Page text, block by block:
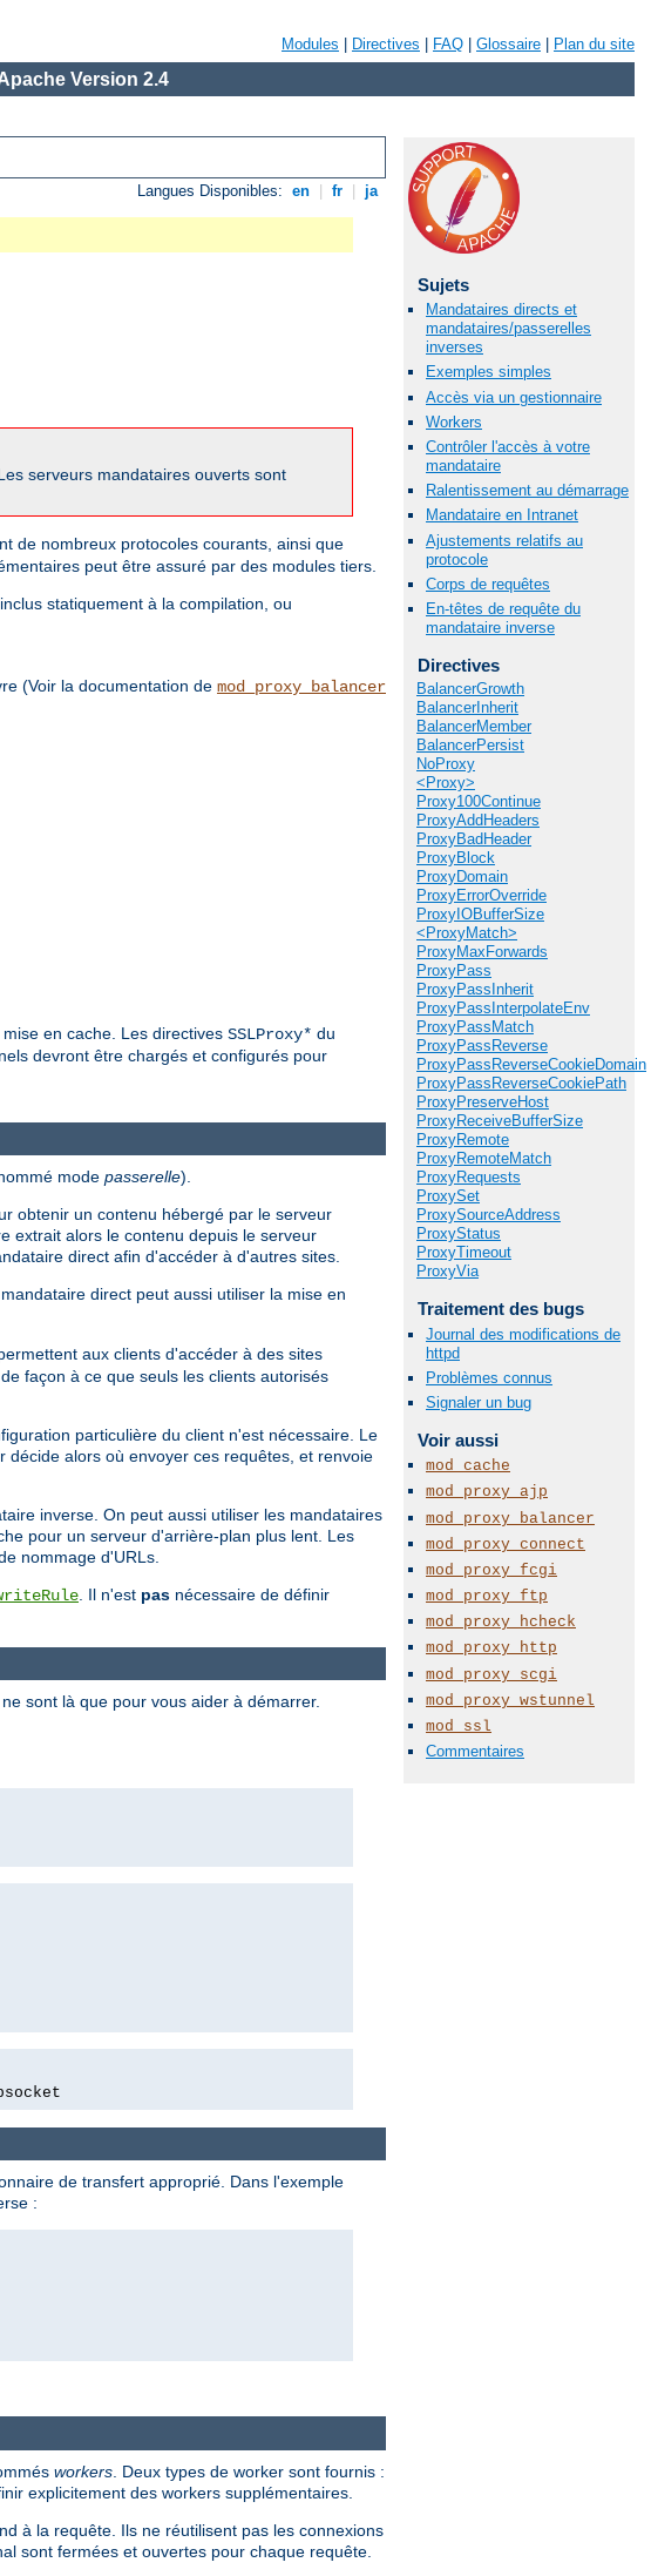
Modules Directives FAQ Glossaire Plan du site
Version 2.4
Langues Disponibles: en fr ja
serveurs mandataires ouverts sont
de nombreux protocoles courants, ainsi que
peut être assuré par des modules tiers.
statiquement à la compilation, ou
(Voir la documentation de mod_proxy_balancer
en cache. Les directives SSLProxy* du
devront être chargés et configurés pour
Sujets
Mandataires directs et
mandataires/passerelles
inverses
Exemples simples
Accès via un gestionnaire
Workers
Contrôler l'accès à votre
mandataire
Ralentissement au démarrage
Mandataire en Intranet
Ajustements relatifs au
protocole
Corps de requêtes
En-têtes de requête du
mandataire inverse
Directives
BalancerGrowth
BalancerInherit
BalancerMember
BalancerPersist
NoProxy
<Proxy>
Proxy100Continue
ProxyAddHeaders
ProxyBadHeader
ProxyBlock
ProxyDomain
ProxyErrorOverride
ProxyIOBufferSize
<ProxyMatch>
ProxyMaxForwards
ProxyPass
ProxyPassInherit
ProxyPassInterpolateEnv
ProxyPassMatch
ProxyPassReverse
ProxyPassReverseCookieDomain
ProxyPassReverseCookiePath
ProxyPreserveHost
ProxyReceiveBufferSize
ProxyRemote
ProxyRemoteMatch
ProxyRequests
ProxySet
ProxySourceAddress
ProxyStatus
ProxyTimeout
ProxyVia
Traitement des bugs
Journal des modifications de
httpd
Problèmes connus
Signaler un bug
Voir aussi
mod_cache
mod_proxy_ajp
mod_proxy_balancer
mod_proxy_connect
mod_proxy_fcgi
mod_proxy_ftp
mod_proxy_hcheck
mod_proxy_http
mod_proxy_scgi
mod_proxy_wstunnel
mod_ssl
Commentaires
mode passerelle).
obtenir un contenu hébergé par le serveur
extrait alors le contenu depuis le serveur
direct afin d'accéder à d'autres sites.
direct peut aussi utiliser la mise en
aux clients d'accéder à des sites
de façon à ce que seuls les clients autorisés
particulière du client n'est nécessaire. Le
alors où envoyer ces requêtes, et renvoie
inverse. On peut aussi utiliser les mandataires
pour un serveur d'arrière-plan plus lent. Les
nommage d'URLs.
. Il n'est pas nécessaire de définir
sont là que pour vous aider à démarrer.
de transfert approprié. Dans l'exemple
:
workers . Deux types de worker sont fournis :
explicitement des workers supplémentaires.
à la requête. Ils ne réutilisent pas les connexions
sont fermées et ouvertes pour chaque requête.